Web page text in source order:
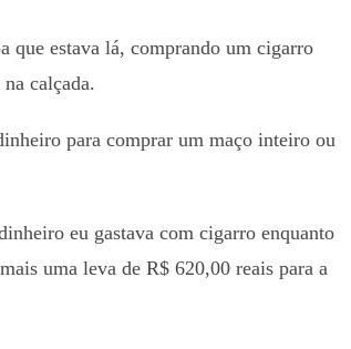
que estava lá, comprando um cigarro
calçada.
para comprar um maço inteiro ou
eu gastava com cigarro enquanto
uma leva de R$ 620,00 reais para a